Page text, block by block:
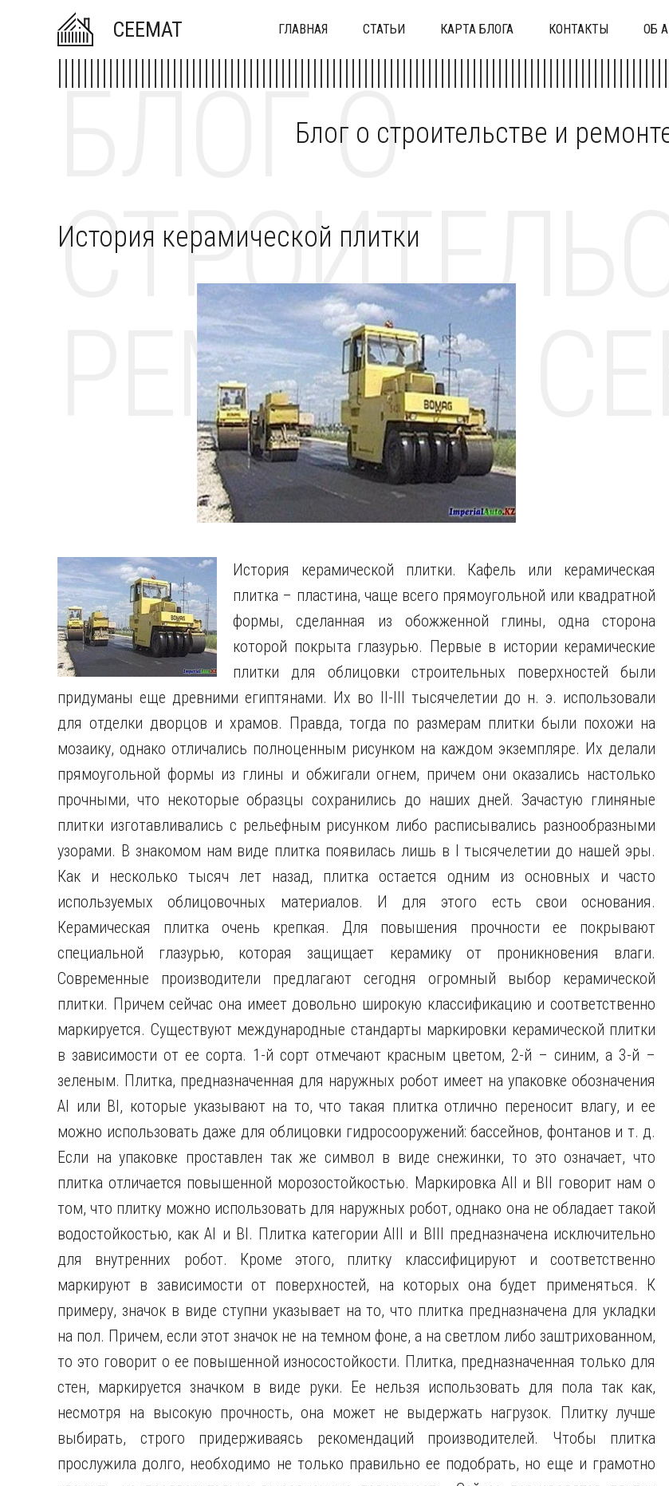
CEEMAT ГЛАВНАЯ СТАТЬИ КАРТА БЛОГА КОНТАКТЫ ОБ
Блог о строительстве и
БЛОГ О
РЕМОНТЕ
История керамической плитки
История керамической плитки. Кафель или керамическая
плитка – пластина, чаще всего прямоугольной или квадратной
формы, сделанная из обожженной глины, одна сторона
которой покрыта глазурью. Первые в истории керамические
плитки для облицовки строительных поверхностей были
придуманы еще древними египтянами. Их во II-III тысячелетии до н. э. использовали
для отделки дворцов и храмов. Правда, тогда по размерам плитки были похожи на
мозаику, однако отличались полноценным рисунком на каждом экземпляре. Их делали
прямоугольной формы из глины и обжигали огнем, причем они оказались настолько
прочными, что некоторые образцы сохранились до наших дней. Зачастую глиняные
плитки изготавливались с рельефным рисунком либо расписывались разнообразными
узорами. В знакомом нам виде плитка появилась лишь в I тысячелетии до нашей эры.
Как и несколько тысяч лет назад, плитка остается одним из основных и часто
используемых облицовочных материалов. И для этого есть свои основания.
Керамическая плитка очень крепкая. Для повышения прочности ее покрывают
специальной глазурью, которая защищает керамику от проникновения влаги.
Современные производители предлагают сегодня огромный выбор керамической
плитки. Причем сейчас она имеет довольно широкую классификацию и соответственно
маркируется. Существуют международные стандарты маркировки керамической плитки
в зависимости от ее сорта. 1-й сорт отмечают красным цветом, 2-й – синим, а 3-й –
зеленым. Плитка, предназначенная для наружных робот имеет на упаковке обозначения
АI или ВI, которые указывают на то, что такая плитка отлично переносит влагу, и ее
можно использовать даже для облицовки гидросооружений: бассейнов, фонтанов и т. д.
Если на упаковке проставлен так же символ в виде снежинки, то это означает, что
плитка отличается повышенной морозостойкостью. Маркировка АII и ВII говорит нам о
том, что плитку можно использовать для наружных робот, однако она не обладает такой
водостойкостью, как АI и ВI. Плитка категории АIII и ВIII предназначена исключительно
для внутренних робот. Кроме этого, плитку классифицируют и соответственно
маркируют в зависимости от поверхностей, на которых она будет применяться. К
примеру, значок в виде ступни указывает на то, что плитка предназначена для укладки
на пол. Причем, если этот значок не на темном фоне, а на светлом либо заштрихованном,
то это говорит о ее повышенной износостойкости. Плитка, предназначенная только для
стен, маркируется значком в виде руки. Ее нельзя использовать для пола так как,
несмотря на высокую прочность, она может не выдержать нагрузок. Плитку лучше
выбирать, строго придерживаясь рекомендаций производителей. Чтобы плитка
прослужила долго, необходимо не только правильно ее подобрать, но еще и грамотно